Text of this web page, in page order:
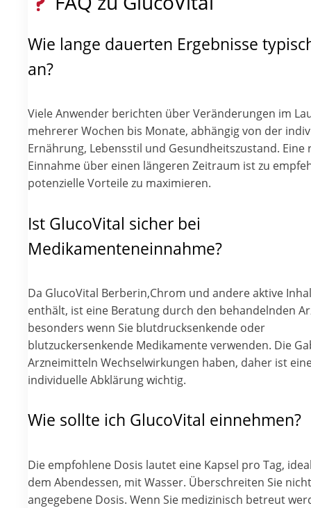
Wie lange dauerten Ergebnisse
an?
Viele Anwender berichten über Veränderungen im
mehrerer Wochen bis Monate, abhängig von der
Ernährung, Lebensstil und Gesundheitszustand. Eine
Einnahme über einen längeren Zeitraum ist zu
potenzielle Vorteile zu maximieren.
Ist GlucoVital sicher bei
Medikamenteneinnahme?
Da GlucoVital Berberin,Chrom und andere aktive
enthält, ist eine Beratung durch den behandelnden
besonders wenn Sie blutdrucksenkende oder
blutzuckersenkende Medikamente verwenden. Die
Arzneimitteln Wechselwirkungen haben, daher ist
individuelle Abklärung wichtig.
Wie sollte ich GlucoVital einnehmen?
Die empfohlene Dosis lautet eine Kapsel pro Tag,
dem Abendessen, mit Wasser. Überschreiten Sie
angegebene Dosis. Wenn Sie medizinisch betreut